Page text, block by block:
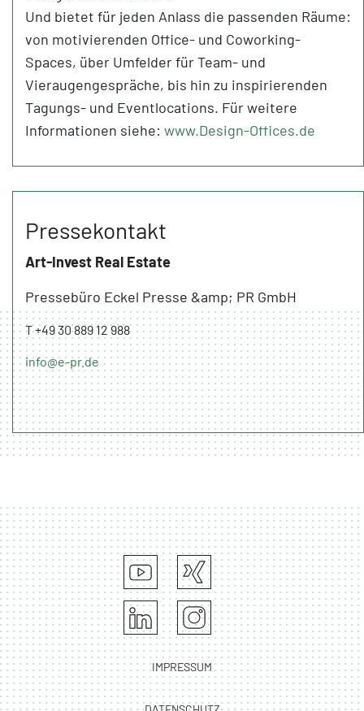
Und bietet für jeden Anlass die passenden Räume:
von motivierenden Office- und Coworking-
Spaces, über Umfelder für Team- und
Vieraugengespräche, bis hin zu inspirierenden
Tagungs- und Eventlocations. Für weitere
Informationen siehe: www.Design-Offices.de
Pressekontakt
Art-Invest Real Estate
Pressebüro Eckel Presse &amp; PR GmbH
T +49 30 889 12 988
info@e-pr.de
IMPRESSUM